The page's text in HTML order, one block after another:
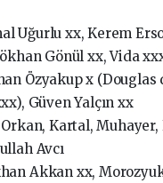
Uğurlu xx, Kerem
Gönül xx, Vida
Özyakup x (Douglas
Güven Yalçın xx
Kartal,
Avcı
Akkan xx,